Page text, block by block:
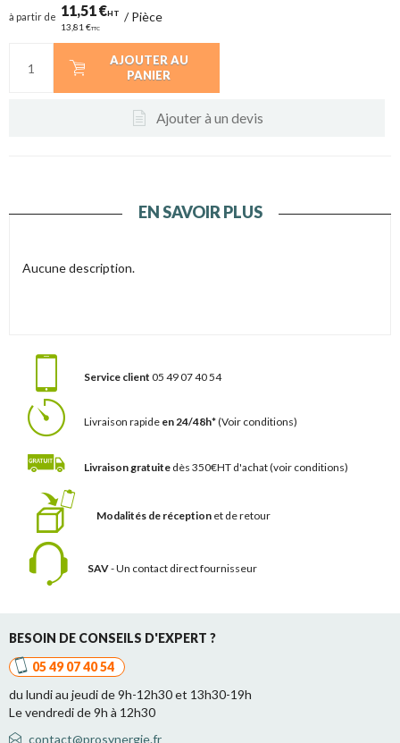
à partir de 11,51 €HT
13,81 €TTC
/Pièce
AJOUTER AU
PANIER
Ajouter à un devis
EN SAVOIR PLUS
Aucune description.
Service client 05 49 07 40 54
Livraison rapide en 24/48h*(Voir conditions)
Livraison gratuite dès 350€HT d'achat(voir conditions)
Modalités de réception et de retour
SAV- Un contact direct fournisseur
BESOIN DE CONSEILS D'EXPERT ?
05 49 07 40 54
du lundi au jeudi de 9h-12h30 et 13h30-19h
Le vendredi de 9h à 12h30
contact@prosynergie.fr